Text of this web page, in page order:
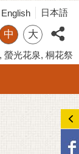
English 日本語
中 大
螢光花泉 桐花祭